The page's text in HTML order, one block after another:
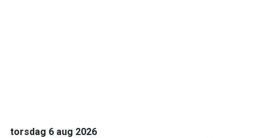
torsdag 6 aug 2026